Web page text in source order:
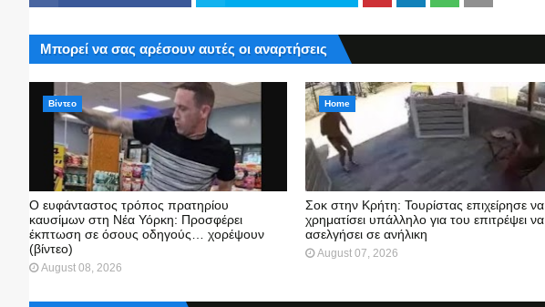
Μπορεί να σας αρέσουν αυτές οι αναρτήσεις
Βίντεο
Ο ευφάνταστος τρόπος πρατηρίου
καυσίμων στη Νέα Υόρκη: Προσφέρει
έκπτωση σε όσους οδηγούς… χορέψουν
(βίντεο)
August 08, 2026
Home
Σοκ στην Κρήτη: Τουρίστας επιχείρησε να
χρηματίσει υπάλληλο για του επιτρέψει να
ασελγήσει σε ανήλικη
August 07, 2026